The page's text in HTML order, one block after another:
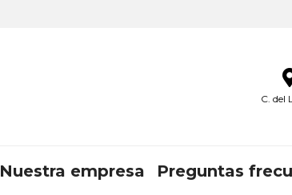
C. del
Nuestra empresa Preguntas